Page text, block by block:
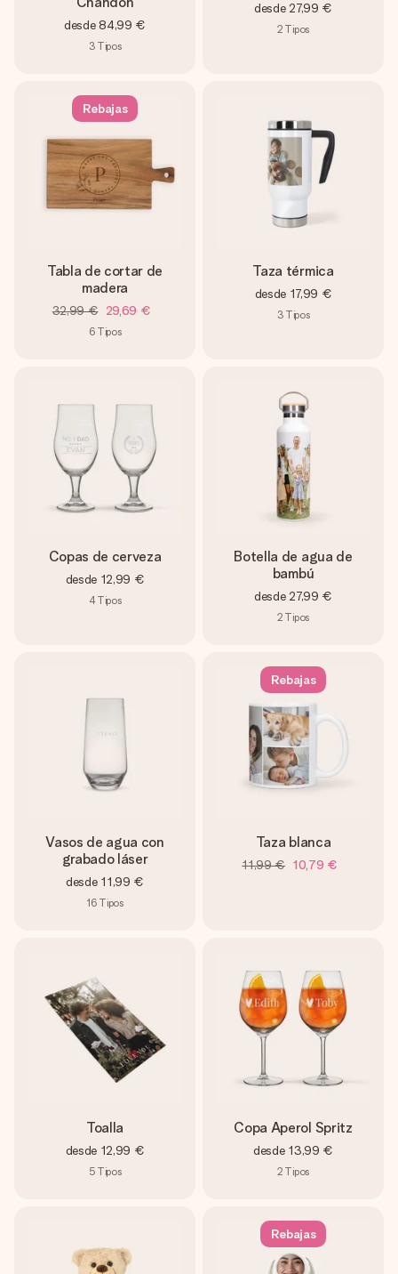
desde 84,99 €
3 Tipos
desde 27,99 €
2 Tipos
Rebajas
Tabla de cortar de
madera
32,99 € 29,69 €
6 Tipos
Taza térmica
desde 17,99 €
3 Tipos
Copas de cerveza
desde 12,99 €
4Tipos
Botella de agua de
bambú
desde 27,99 €
2 Tipos
Vasos de agua con
grabado láser
desde 11,99 €
16 Tipos
Rebajas
Taza blanca
11,99 € 10,79 €
Toalla
desde 12,99 €
5 Tipos
Copa Aperol Spritz
desde 13,99 €
2 Tipos
Rebajas